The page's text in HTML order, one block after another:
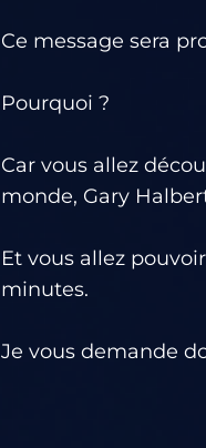
Ce message sera
Pourquoi ?
Car vous allez
monde, Gary
Et vous allez
minutes.
Je vous demande